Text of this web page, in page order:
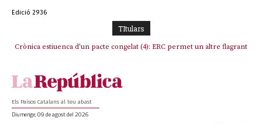
Edició 2936
TItulars
Crònica estiuenca d’un pacte congelat (4): ERC permet un altre flagrant
Rufián boicoteja l’estratègia d’acostament a Junts d’Oriol Junqueras
Els Països Catalans al teu abast
Diumenge, 09 de agost del 2026